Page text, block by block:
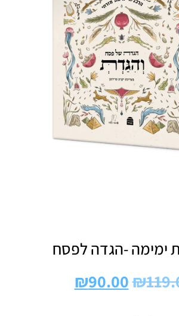
ימימה -הגדה לפסח
₪
₪90.00